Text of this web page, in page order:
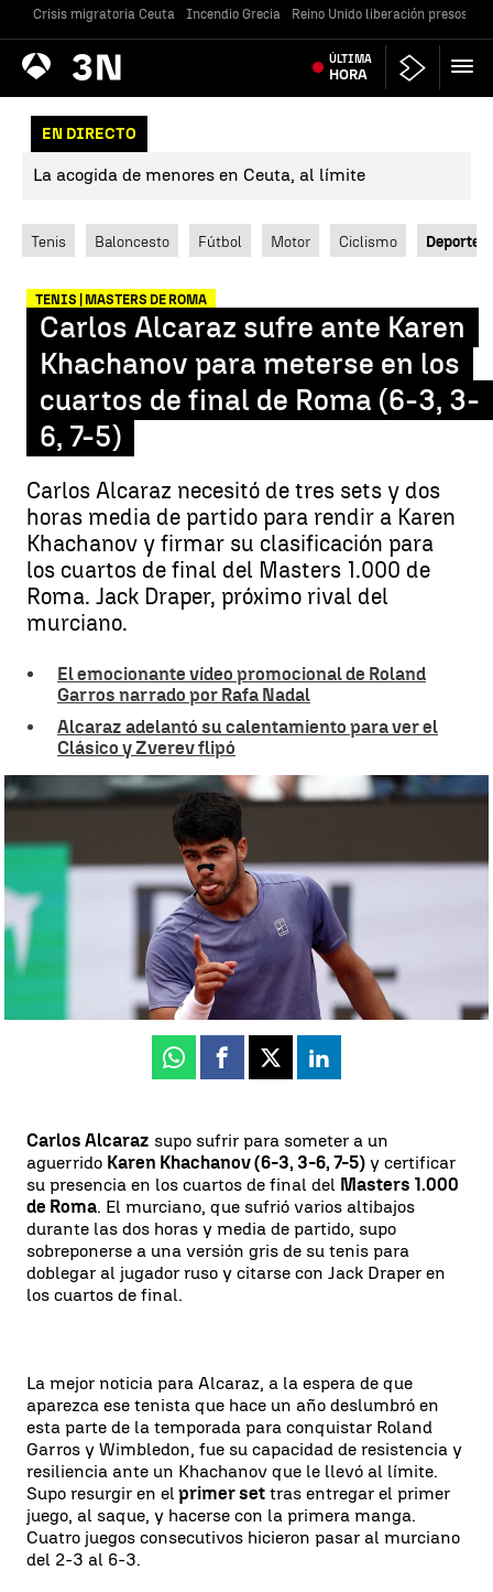
Crisis migratoria Ceuta Incendio Grecia Reino Unido liberación presos
Antena
3 Noticias ÚLTIMA
HORA
EN DIRECTO
La acogida de menores en Ceuta, al límite
Tenis Baloncesto Fútbol Motor Ciclismo Deportes
TENIS | MASTERS DE ROMA
Carlos Alcaraz sufre ante Karen
Khachanov para meterse en los
cuartos de final de Roma (6-3, 3-
6, 7-5)
Carlos Alcaraz necesitó de tres sets y dos
horas media de partido para rendir a Karen
Khachanov y firmar su clasificación para
los cuartos de final del Masters 1.000 de
Roma. Jack Draper, próximo rival del
murciano.
El emocionante vídeo promocional de Roland
Garros narrado por Rafa Nadal
Alcaraz adelantó su calentamiento para ver el
Clásico y Zverev flipó
Carlos Alcaraz supera en tres sets a Karen Khachanov y se cita con
Draper en los cuartos de final de Roma |
Guillermo F. Lascoiti
Actualizado:13 de mayo de 2025, 15:34
Publicado:13 de mayo de 2025, 15:34
Whatsapp
Facebook
X Linkedin
Carlos Alcaraz supo sufrir para someter a un
aguerrido Karen Khachanov (6-3, 3-6, 7-5) y certificar
su presencia en los cuartos de final del Masters 1.000
de Roma. El murciano, que sufrió varios altibajos
durante las dos horas y media de partido, supo
sobreponerse a una versión gris de su tenis para
doblegar al jugador ruso y citarse con Jack Draper en
los cuartos de final.
La mejor noticia para Alcaraz, a la espera de que
aparezca ese tenista que hace un año deslumbró en
esta parte de la temporada para conquistar Roland
Garros y Wimbledon, fue su capacidad de resistencia y
resiliencia ante un Khachanov que le llevó al límite.
Supo resurgir en el primer set tras entregar el primer
juego, al saque, y hacerse con la primera manga.
Cuatro juegos consecutivos hicieron pasar al murciano
del 2-3 al 6-3.